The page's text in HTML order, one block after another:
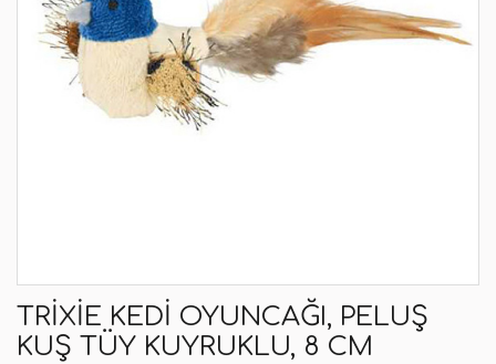
TRIXIE KEDI OYUNCAĞI, PELUŞ
KUŞ TÜY KUYRUKLU, 8 CM